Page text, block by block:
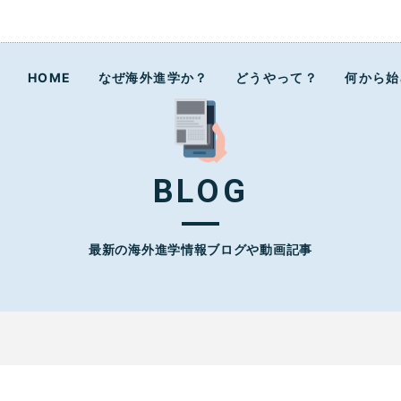
HOME なぜ海外進学か？ どうやって？ 何から
BLOG
最新の海外進学情報ブログや動画記事